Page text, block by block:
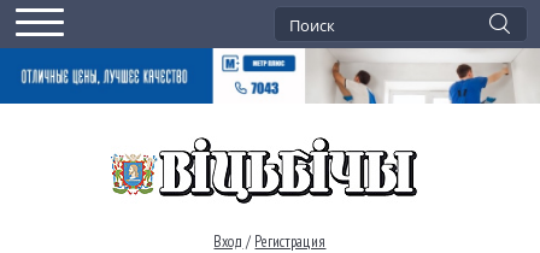
Вход / Регистрация